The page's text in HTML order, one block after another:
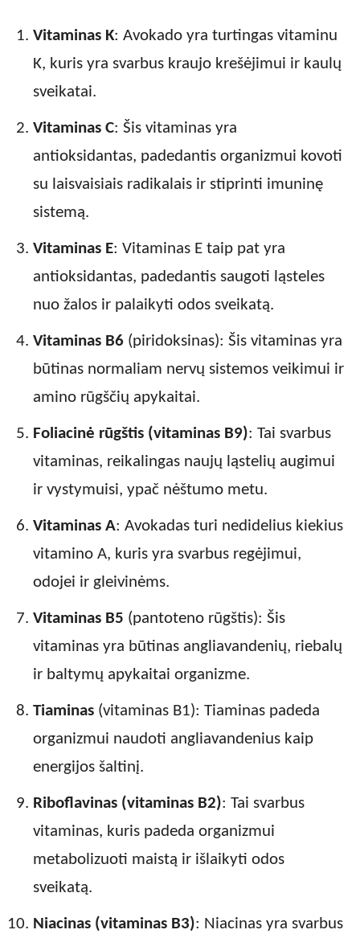
Vitaminas K: Avokado yra turtingas vitaminu
K, kuris yra svarbus kraujo krešėjimui ir kaulų
sveikatai.
Vitaminas C: Šis vitaminas yra
antioksidantas, padedantis organizmui kovoti
su laisvaisiais radikalais ir stiprinti imuninę
sistemą.
Vitaminas E: Vitaminas E taip pat yra
antioksidantas, padedantis saugoti ląsteles
nuo žalos ir palaikyti odos sveikatą.
Vitaminas B6 (piridoksinas): Šis vitaminas yra
būtinas normaliam nervų sistemos veikimui ir
amino rūgščių apykaitai.
Foliacinė rūgštis (vitaminas B9): Tai svarbus
vitaminas, reikalingas naujų ląstelių augimui
ir vystymuisi, ypač nėštumo metu.
Vitaminas A: Avokadas turi nedidelius kiekius
vitamino A, kuris yra svarbus regėjimui,
odojei ir gleivinėms.
Vitaminas B5 (pantoteno rūgštis): Šis
vitaminas yra būtinas angliavandenių, riebalų
ir baltymų apykaitai organizme.
Tiaminas (vitaminas B1): Tiaminas padeda
organizmui naudoti angliavandenius kaip
energijos šaltinį.
Riboflavinas (vitaminas B2): Tai svarbus
vitaminas, kuris padeda organizmui
metabolizuoti maistą ir išlaikyti odos
sveikatą.
Niacinas (vitaminas B3): Niacinas yra svarbus